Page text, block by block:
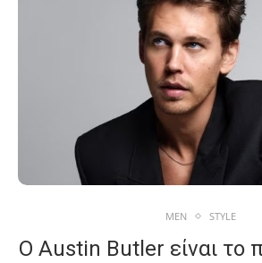
MEN STYLE
Ο Austin Butler είναι το